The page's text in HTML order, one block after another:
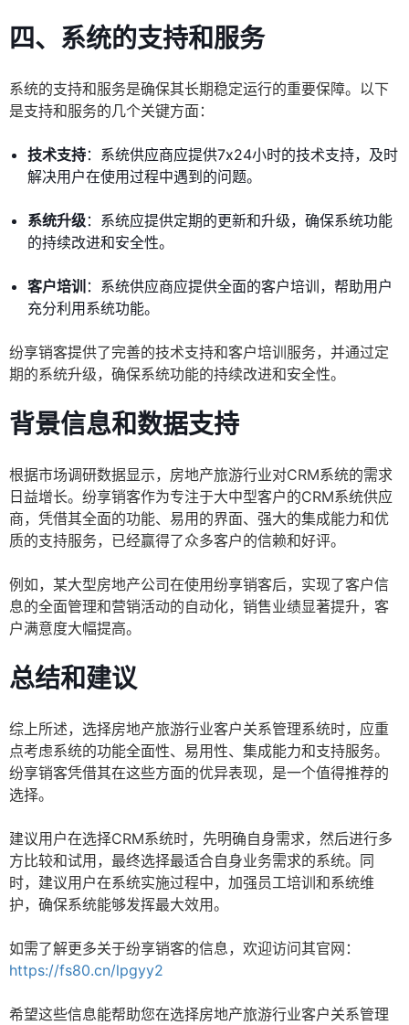
四、系统的支持和服务
系统的支持和服务是确保其长期稳定运行的重要保障。以下
是支持和服务的几个关键方面：
技术支持：系统供应商应提供7x24小时的技术支持，及时
解决用户在使用过程中遇到的问题。
系统升级：系统应提供定期的更新和升级，确保系统功能
的持续改进和安全性。
客户培训 ：系统供应商应提供全面的客户培训，帮助用户
充分利用系统功能。
纷享销客提供了完善的技术支持和客户培训服务，并通过定
期的系统升级，确保系统功能的持续改进和安全性。
背景信息和数据支持
根据市场调研数据显示，房地产旅游行业对CRM系统的需求
日益增长。纷享销客作为专注于大中型客户的CRM系统供应
商，凭借其全面的功能、易用的界面、强大的集成能力和优
质的支持服务，已经赢得了众多客户的信赖和好评。
例如，某大型房地产公司在使用纷享销客后，实现了客户信
息的全面管理和营销活动的自动化，销售业绩显著提升，客
户满意度大幅提高。
总结和建议
综上所述，选择房地产旅游行业客户关系管理系统时，应重
点考虑系统的功能全面性、易用性、集成能力和支持服务。
纷享销客凭借其在这些方面的优异表现，是一个值得推荐的
选择。
建议用户在选择CRM系统时，先明确自身需求，然后进行多
方比较和试用，最终选择最适合自身业务需求的系统。同
时，建议用户在系统实施过程中，加强员工培训和系统维
护，确保系统能够发挥最大效用。
如需了解更多关于纷享销客的信息，欢迎访问其官网：
https://fs80.cn/lpgyy2
希望这些信息能帮助您在选择房地产旅游行业客户关系管理